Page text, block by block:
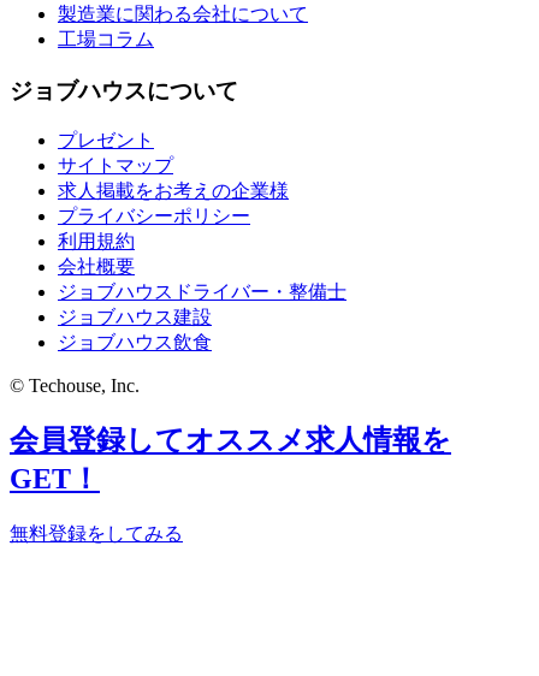
製造業に関わる会社について
工場コラム
ジョブハウスについて
プレゼント
サイトマップ
求人掲載をお考えの企業様
プライバシーポリシー
利用規約
会社概要
ジョブハウスドライバー・整備士
ジョブハウス建設
ジョブハウス飲食
© Techouse, Inc.
会員登録してオススメ求人情報を
GET！
無料登録をしてみる